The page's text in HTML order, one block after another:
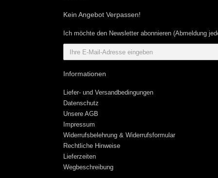
Kein Angebot Verpassen!
Ich möchte den Newsletter abonnieren (Abmeldung
Informationen
Liefer- und Versandbedingungen
Datenschutz
Unsere AGB
Impressum
Widerrufsbelehrung & Widerrufsformular
Rechtliche Hinweise
Lieferzeiten
Wegbeschreibung